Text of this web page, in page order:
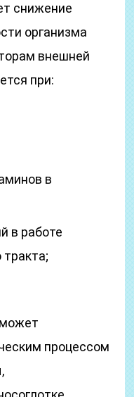
снижение
организма
внешней
при:
в
в работе
процессом